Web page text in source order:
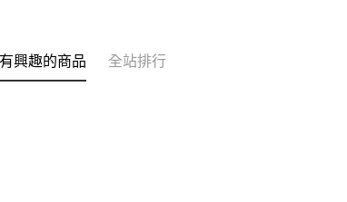
興趣的商品 全站排行